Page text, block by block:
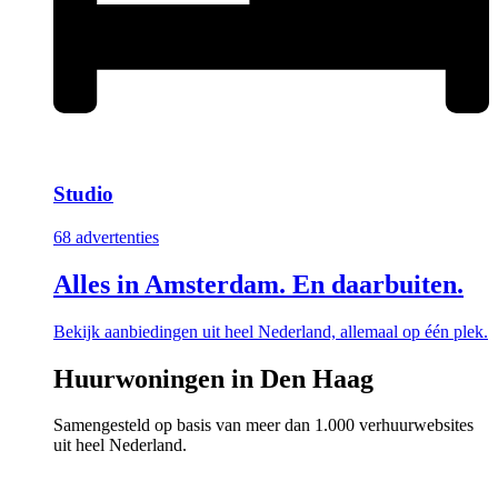
Studio
68 advertenties
Alles in Amsterdam. En daarbuiten.
Bekijk aanbiedingen uit heel Nederland, allemaal op één plek.
Huurwoningen in Den Haag
Samengesteld op basis van meer dan 1.000 verhuurwebsites
uit heel Nederland.